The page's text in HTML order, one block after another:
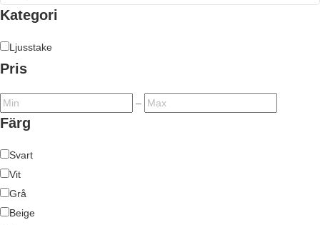
Kategori
Ljusstake
Pris
–
Färg
Svart
Vit
Grå
Beige